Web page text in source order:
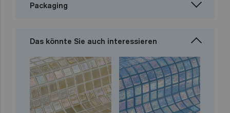
Packaging
Das könnte Sie auch interessieren